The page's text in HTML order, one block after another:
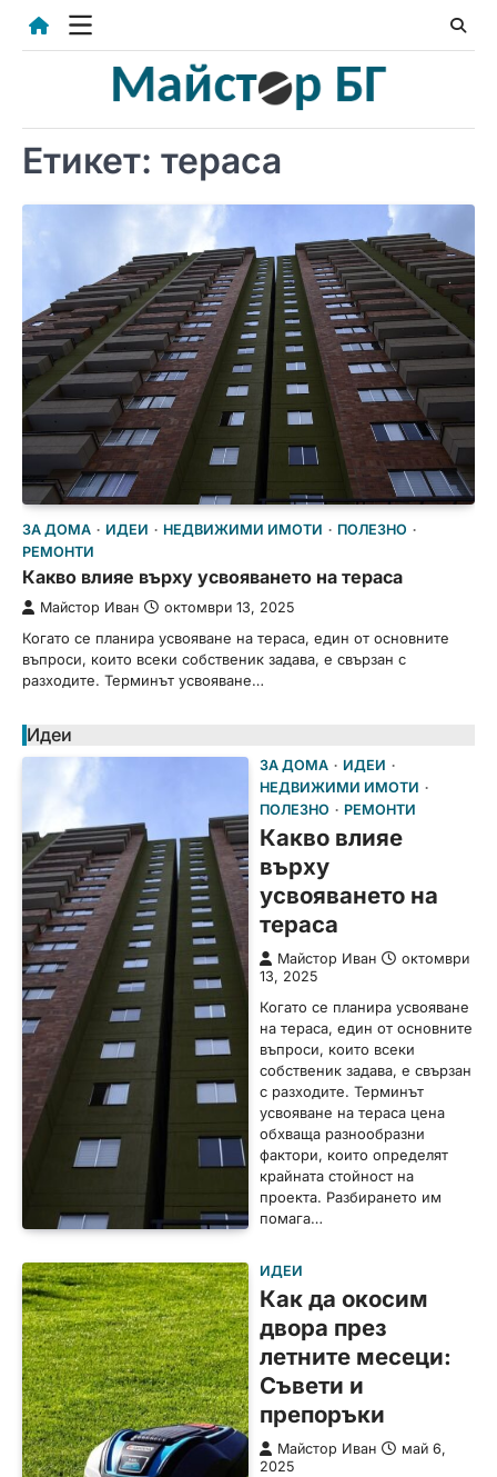
Етикет: тераса
ЗА ДОМА ИДЕИ НЕДВИЖИМИ ИМОТИ
ПОЛЕЗНО
РЕМОНТИ
Какво влияе върху усвояването на тераса
Майстор Иван октомври 13, 2025
Когато се планира усвояване на тераса, един от основните
въпроси, които всеки собственик задава, е свързан с
разходите. Терминът усвояване…
Идеи
ЗА ДОМА
ИДЕИ
НЕДВИЖИМИ ИМОТИ
ПОЛЕЗНО
РЕМОНТИ
Какво влияе
върху
усвояването на
тераса
Майстор Иван
октомври
13, 2025
Когато се планира усвояване
на тераса, един от основните
въпроси, които всеки
собственик задава, е свързан
с разходите. Терминът
усвояване на тераса цена
обхваща разнообразни
фактори, които определят
крайната стойност на
проекта. Разбирането им
помага…
ИДЕИ
Как да окосим
двора през
летните месеци:
Съвети и
препоръки
Майстор Иван
май 6,
2025